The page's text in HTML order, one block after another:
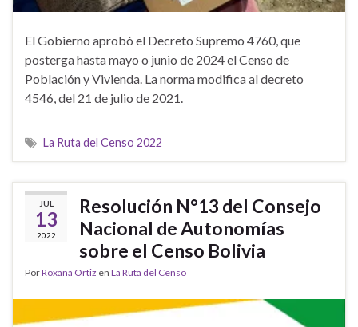
El Gobierno aprobó el Decreto Supremo 4760, que
posterga hasta mayo o junio de 2024 el Censo de
Población y Vivienda. La norma modifica al decreto
4546, del 21 de julio de 2021.
La Ruta del Censo 2022
JUL
13
2022
Resolución N°13 del Consejo
Nacional de Autonomías
sobre el Censo Bolivia
PorRoxana Ortiz en La Ruta del Censo